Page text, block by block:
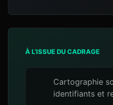
À L’ISSUE DU CADRAGE
Cartographie
identifiants et